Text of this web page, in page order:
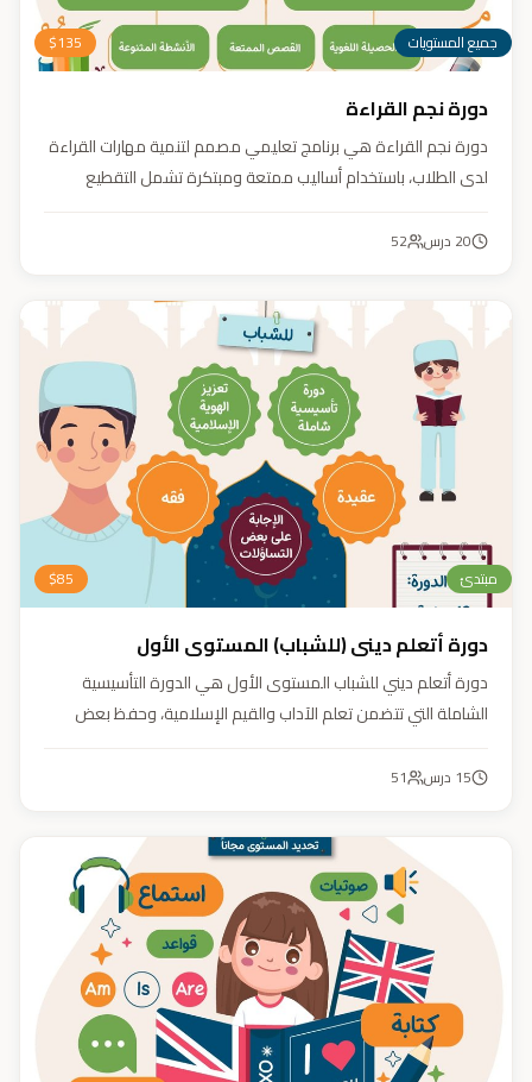
جميع المستويات $135
دورة نجم القراءة
دورة نجم القراءة هي برنامج تعليمي مصمم لتنمية مهارات القراءة
لدى الطلاب، باستخدام أساليب ممتعة ومبتكرة تشمل التقطيع
والمحادثات. يهدف البرنامج إلى تعزيز قدرات الطلاب في التمييز بين
20 درس 52
مبتدئ $85
دورة أتعلم ديني (للشباب) المستوى الأول
دورة أتعلم ديني للشباب المستوى الأول هي الدورة التأسيسية
الشاملة التي تتضمن تعلم الآداب والقيم الإسلامية، وحفظ بعض
السيرة النبوية (فقه، عقيدة، سيرة).
15 درس 51